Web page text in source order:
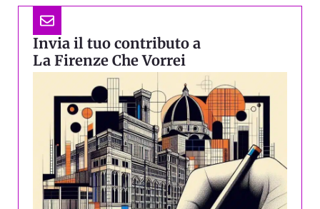
Invia il tuo contributo a
La Firenze Che Vorrei